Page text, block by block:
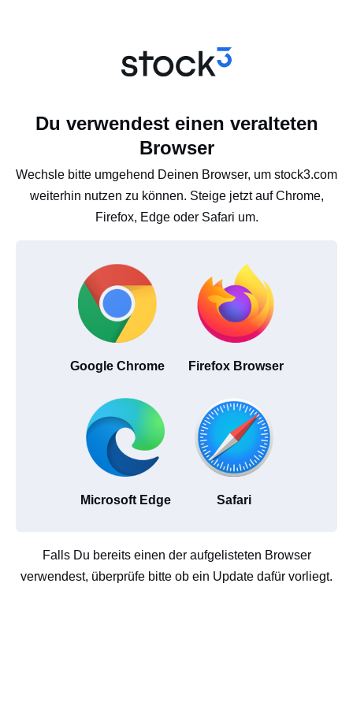
Du verwendest einen veralteten
Browser
Wechsle bitte umgehend Deinen Browser, um stock3.com
weiterhin nutzen zu können. Steige jetzt auf Chrome,
Firefox, Edge oder Safari um.
Google Chrome Firefox Browser
Microsoft Edge Safari
Falls Du bereits einen der aufgelisteten Browser
verwendest, überprüfe bitte ob ein Update dafür vorliegt.